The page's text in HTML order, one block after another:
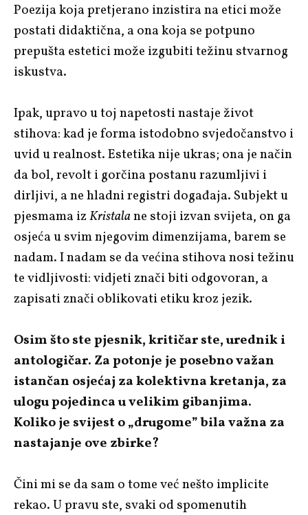
Poezija koja pretjerano inzistira na etici može
postati didaktična, a ona koja se potpuno
prepušta estetici može izgubiti težinu stvarnog
iskustva.
Ipak, upravo u toj napetosti nastaje život
stihova: kad je forma istodobno svjedočanstvo i
uvid u realnost. Estetika nije ukras; ona je način
da bol, revolt i gorčina postanu razumljivi i
dirljivi, a ne hladni registri događaja. Subjekt u
pjesmama izKristalane stoji izvan svijeta, on ga
osjeća u svim njegovim dimenzijama, barem se
nadam. I nadam se da većina stihova nosi težinu
te vidljivosti: vidjeti znači biti odgovoran, a
zapisati znači oblikovati etiku kroz jezik.
Osim što ste pjesnik, kritičar ste, urednik i
antologičar. Za potonje je posebno važan
istančan osjećaj za kolektivna kretanja, za
ulogu pojedinca u velikim gibanjima.
Koliko je svijest o „drugome” bila važna za
nastajanje ove zbirke?
Čini mi se da sam o tome već nešto implicite
rekao. U pravu ste, svaki od spomenutih